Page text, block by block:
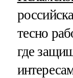
тесно
где